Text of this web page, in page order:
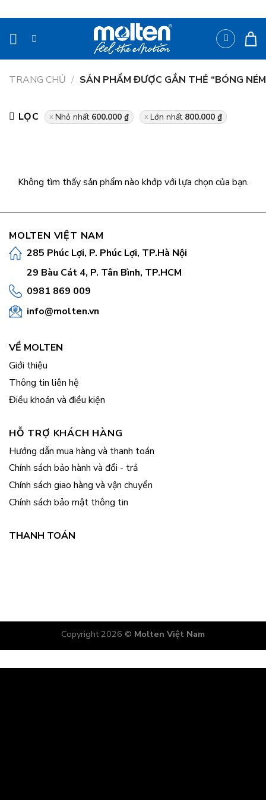
qua
TRANG CHỦ / SẢN PHẨM ĐƯỢC GẮN THẺ “BÓNG
LỌC Nhỏ nhất 600.000 ₫ Lớn nhất 800.000 ₫
Không tìm thấy sản phẩm nào khớp với lựa chọn của bạn.
MOLTEN VIỆT NAM
285 Phúc Lợi, P. Phúc Lợi, TP.Hà Nội
29 Bàu Cát 4, P. Tân Bình, TP.HCM
0981 869 009
info@molten.vn
VỀ MOLTEN
Giới thiệu
Thông tin liên hệ
Điều khoản và điều kiện
HỖ TRỢ KHÁCH HÀNG
Hướng dẫn mua hàng và thanh toán
Chính sách bảo hành và đổi - trả
Chính sách giao hàng và vận chuyển
Chính sách bảo mật thông tin
THANH TOÁN
Copyright 2026 © Molten Việt Nam